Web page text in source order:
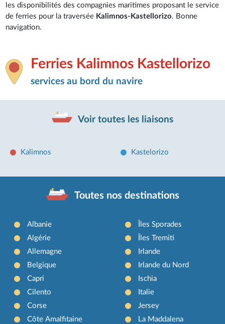
les disponibilités des compagnies maritimes proposant le service
de ferries pour la traversée Kalimnos-Kastellorizo. Bonne
navigation.
Ferries Kalimnos Kastellorizo
services au bord du navire
Voir toutes les liaisons
Kalimnos Kastelorizo
Toutes nos destinations
Albanie
Algérie
Allemagne
Belgique
Capri
Cilento
Corse
Côte Amalfitaine
Îles Sporades
Îles Tremiti
Irlande
Irlande du Nord
Ischia
Italie
Jersey
La Maddalena